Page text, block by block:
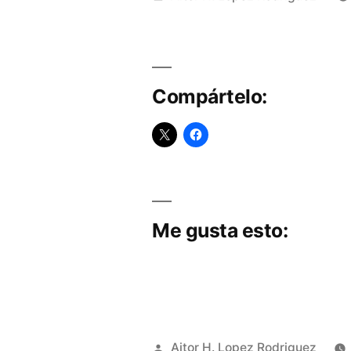
Compártelo:
Me gusta esto:
Publicado
Aitor H. Lopez Rodriguez